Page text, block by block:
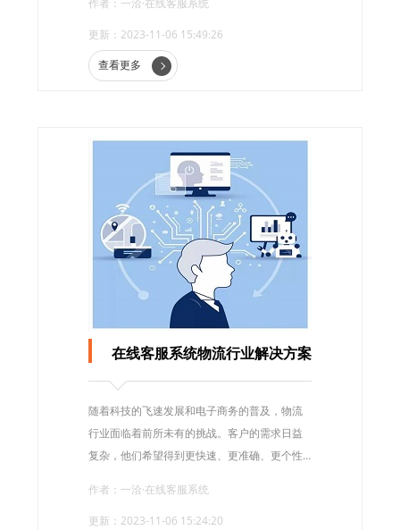
入在线客服，为企业提供更好的用户体验和服
务。
作者：一洽·在线客服系统
更新：2023-11-06 15:49:26
查看更多
在线客服系统物流行业解决方案
随着科技的飞速发展和电子商务的普及，物流
行业面临着前所未有的挑战。客户的需求日益
复杂，他们希望得到更快速、更准确、更个性
系统已经成为物流行业的一种必然选择。
作者：一洽·在线客服系统
更新：2023-11-06 15:24:20